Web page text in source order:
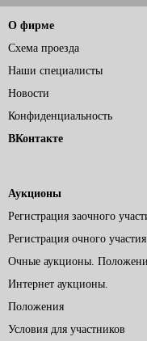
О фирме
Схема проезда
Наши специалисты
Новости
Конфиденциальность
ВКонтакте
Аукционы
Регистрация заочного
Регистрация очного участия
Очные аукционы.
Интернет аукционы.
Положения
Условия для участников